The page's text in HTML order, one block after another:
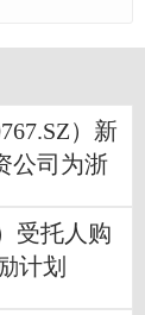
）新
公司为浙
受托人购
计划